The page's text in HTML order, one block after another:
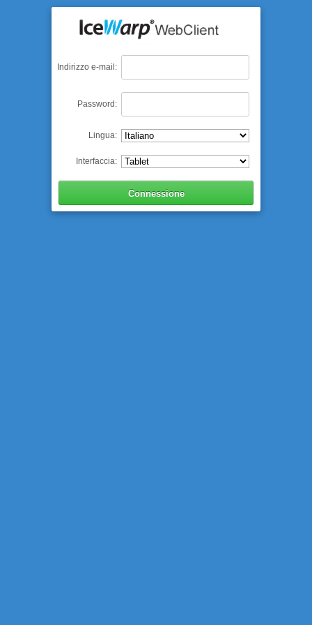
Indirizzo e-mail:
Password:
Lingua:
Interfaccia: